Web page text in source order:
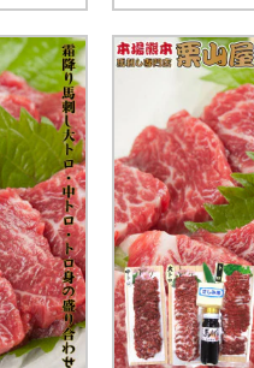
解凍
を同